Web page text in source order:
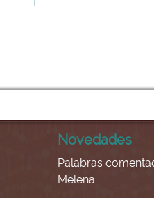
Novedades
Palabras
Melena